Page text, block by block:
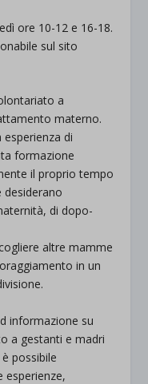
ore 10-12 e 16-18.
sul sito
a
materno.
di
formazione
il proprio tempo
desiderano
di dopo-
altre mamme
in un
informazione su
a gestanti e madri
possibile
esperienze,